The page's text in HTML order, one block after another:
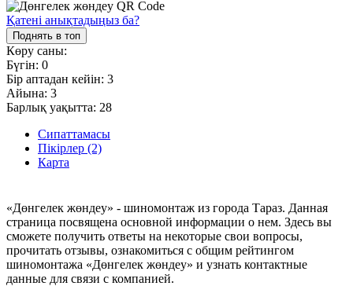
Қатені анықтадыңыз ба?
Поднять в топ
Көру саны:
Бүгін: 0
Бір аптадан кейін: 3
Айына: 3
Барлық уақытта: 28
Сипаттамасы
Пікірлер (2)
Карта
«Дөнгелек жөндеу» - шиномонтаж из города Тараз. Данная
страница посвящена основной информации о нем. Здесь вы
сможете получить ответы на некоторые свои вопросы,
прочитать отзывы, ознакомиться с общим рейтингом
шиномонтажа «Дөнгелек жөндеу» и узнать контактные
данные для связи с компанией.